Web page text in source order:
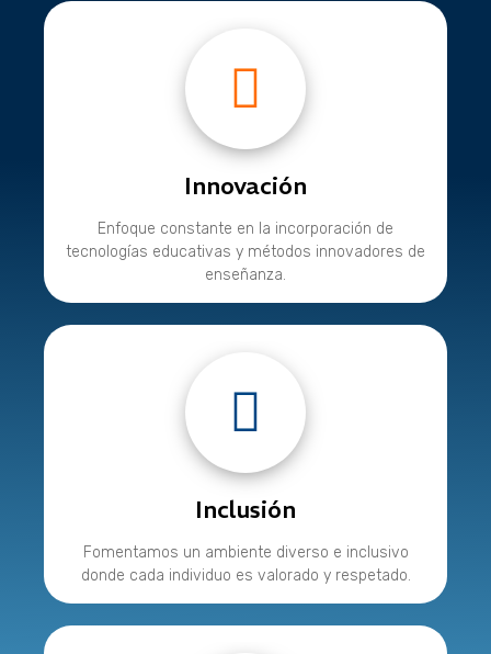
Innovación
Enfoque constante en la incorporación de
tecnologías educativas y métodos innovadores de
enseñanza.
Inclusión
Fomentamos un ambiente diverso e inclusivo
donde cada individuo es valorado y respetado.